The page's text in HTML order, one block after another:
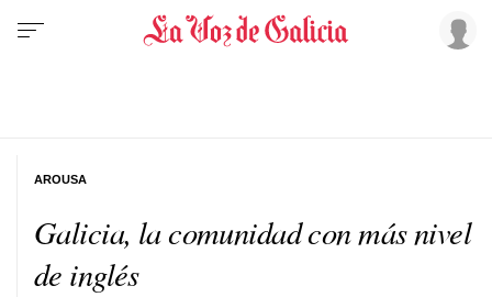
Galicia, la comunidad con más nivel
de inglés
AROUSA